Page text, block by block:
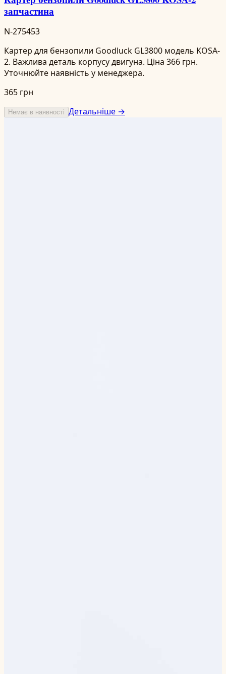
запчастина
N-275453
Картер для бензопили Goodluck GL3800 модель KOSA-
2. Важлива деталь корпусу двигуна. Ціна 366 грн.
Уточнюйте наявність у менеджера.
365 грн
Немає в наявності Детальніше →